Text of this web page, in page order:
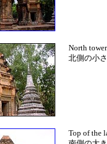
North
北側の小
Top of the